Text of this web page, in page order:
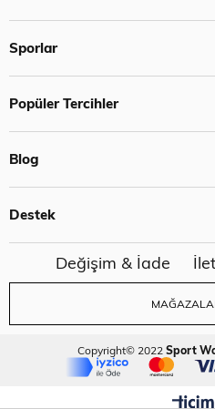
Sporlar
Popüler Tercihler
Blog
Destek
Değişim & İade
Copyright© 2022 Sport